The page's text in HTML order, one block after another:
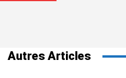
Autres Articles